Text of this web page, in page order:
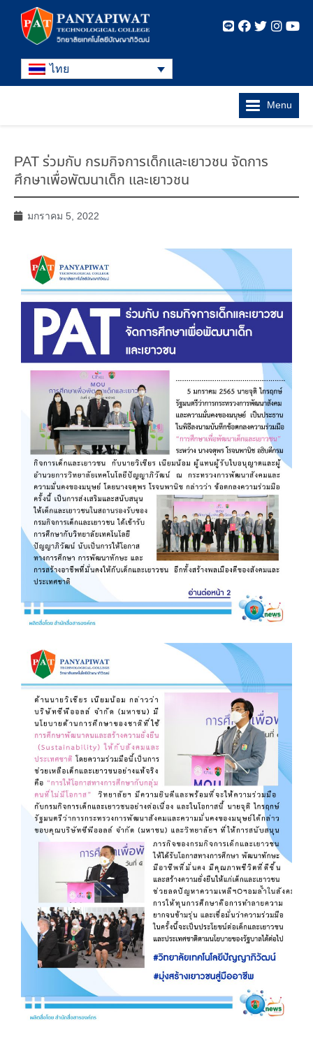
ไทย
Menu
PAT ร่วมกับ กรมกิจการเด็กและเยาวชน จัดการ
ศึกษาเพื่อพัฒนาเด็ก และเยาวชน
มกราคม 5, 2022